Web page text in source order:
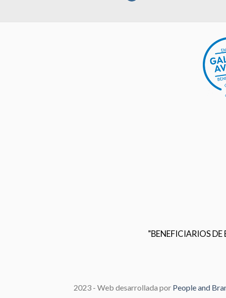
"BENEFICIARIOS
2023 - Web desarrollada por People and